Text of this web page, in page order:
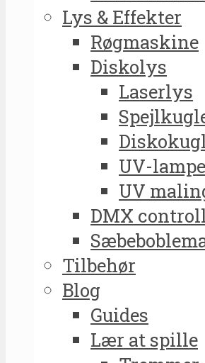
Lys & Effekter
Røgmaskine
Diskolys
Laserlys
UV-
UV
DMX
Tilbehør
Blog
Guides
Lær at spille